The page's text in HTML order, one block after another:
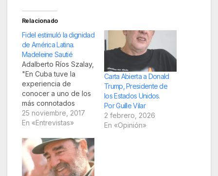
Relacionado
Fidel estimuló la dignidad
de América Latina.
Madeleine Sautié
Adalberto Ríos Szalay,
"En Cuba tuve la
experiencia de
conocer a uno de los
más connotados
personajes del siglo
XX, hecho que
querido vivir; sus
palabras y acciones
estimularon la
dignidad de América
25 noviembre, 2017
En «Entrevistas»
Carta Abierta a Donald
Trump, Presidente de
los Estados Unidos.
Por Guille Vilar
2 febrero, 2026
En «Opinión»